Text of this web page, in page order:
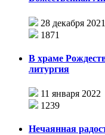
28 декабря 2021
1871
В храме
литургия
11 января 2022
1239
Нечаянная